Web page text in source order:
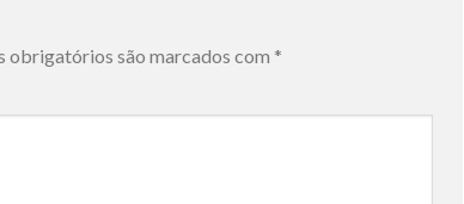
obrigatórios são marcados com *